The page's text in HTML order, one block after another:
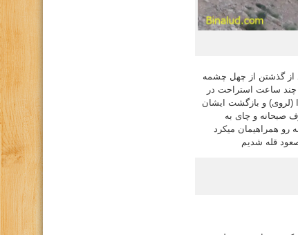
از گذشتن از چهل چشمه
چند ساعت استراحت در
(لروی) و بازگشت ایشان
صبحانه و چای به
همراهیمان میکرد
قله شدیم